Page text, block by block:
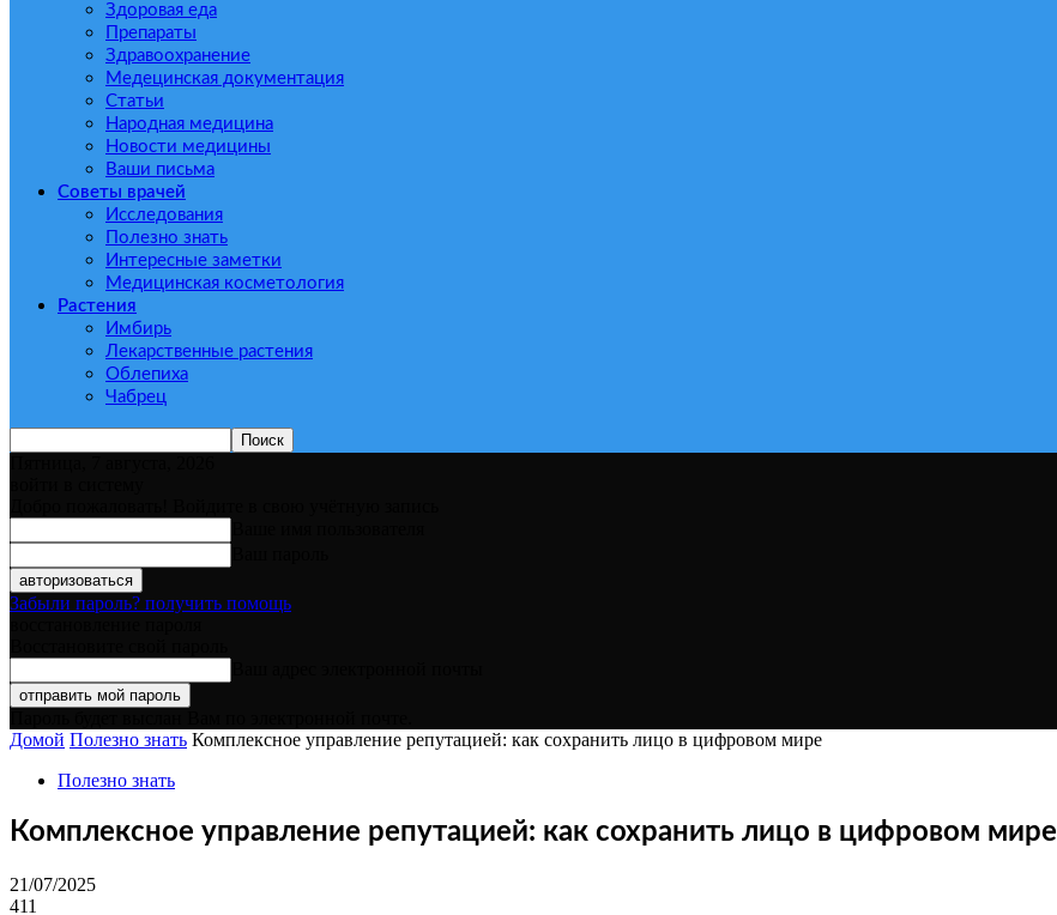
Здоровая еда
Препараты
Здравоохранение
Медецинская документация
Статьи
Народная медицина
Новости медицины
Ваши письма
Советы врачей
Исследования
Полезно знать
Интересные заметки
Медицинская косметология
Растения
Имбирь
Лекарственные растения
Облепиха
Чабрец
Забыли пароль? получить помощь
Домой Полезно знать Комплексное управление репутацией: как сохранить лицо в цифровом мире
Полезно знать
Комплексное управление репутацией: как сохранить лицо в цифровом мире
21/07/2025
411